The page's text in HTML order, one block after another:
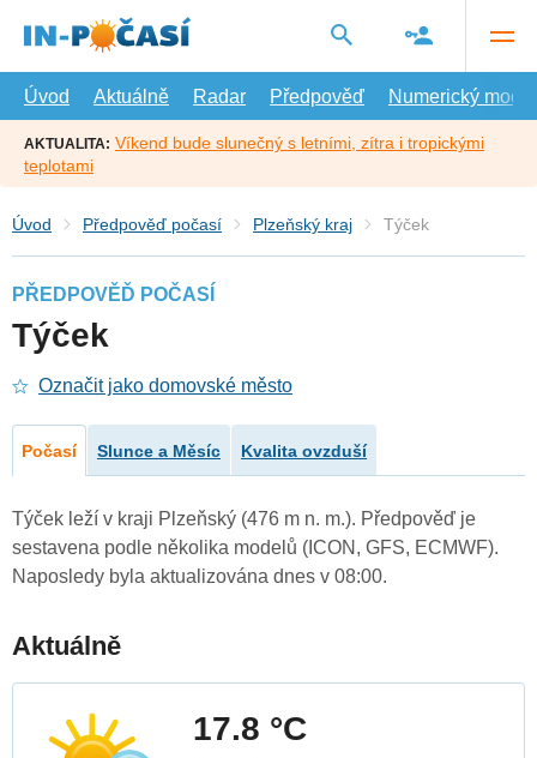
hlavní
Úvod
Aktuálně Radar Předpověď Numerický model
AKTUALITA: Víkend bude slunečný s letními, zítra i tropickými
teplotami
Úvod Předpověď počasí Plzeňský kraj Týček
PŘEDPOVĚĎ POČASÍ
Týček
Označit jako domovské město
Počasí Slunce a Měsíc Kvalita ovzduší
Týček leží v kraji Plzeňský (476 m n. m.). Předpověď je
sestavena podle několika modelů (ICON, GFS, ECMWF).
Naposledy byla aktualizována dnes v 08:00.
Aktuálně
17.8 °C